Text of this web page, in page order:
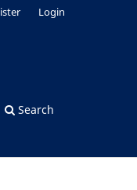
Search
Login